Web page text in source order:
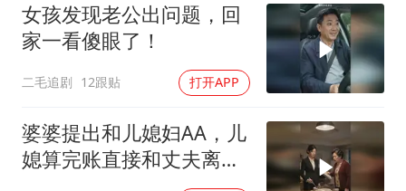
女孩发现老公出问题，回
家一看傻眼了！
二毛追剧 12跟贴 打开APP
婆婆提出和儿媳妇AA，儿
媳算完账直接和丈夫离